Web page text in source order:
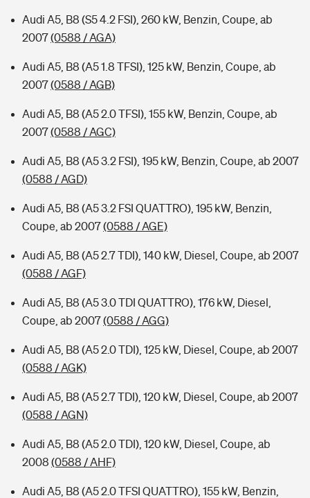
Sie haben Fragen?
Zur Übersicht
Kinderunfall-Check: Mehr Sicherheit für deine Kids
Typklassen: So ist Ihr Auto eingestuft
Audi A5, B8 (S5 4.2 FSI), 260 kW, Benzin, Coupe, ab
2007(0588 / AGA)
Audi A5, B8 (A5 1.8 TFSI), 125 kW, Benzin, Coupe, ab
2007(0588 / AGB)
Audi A5, B8 (A5 2.0 TFSI), 155 kW, Benzin, Coupe, ab
2007(0588 / AGC)
Audi A5, B8 (A5 3.2 FSI), 195 kW, Benzin, Coupe, ab 2007
(0588 / AGD)
Audi A5, B8 (A5 3.2 FSI QUATTRO), 195 kW, Benzin,
Coupe, ab 2007(0588 / AGE)
Audi A5, B8 (A5 2.7 TDI), 140 kW, Diesel, Coupe, ab 2007
(0588 / AGF)
Audi A5, B8 (A5 3.0 TDI QUATTRO), 176 kW, Diesel,
Coupe, ab 2007(0588 / AGG)
Audi A5, B8 (A5 2.0 TDI), 125 kW, Diesel, Coupe, ab 2007
(0588 / AGK)
Audi A5, B8 (A5 2.7 TDI), 120 kW, Diesel, Coupe, ab 2007
(0588 / AGN)
Audi A5, B8 (A5 2.0 TDI), 120 kW, Diesel, Coupe, ab
2008 (0588 / AHF)
Audi A5, B8 (A5 2.0 TFSI QUATTRO), 155 kW, Benzin,